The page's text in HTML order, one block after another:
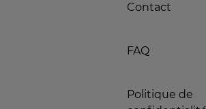
Contact
FAQ
Politique de